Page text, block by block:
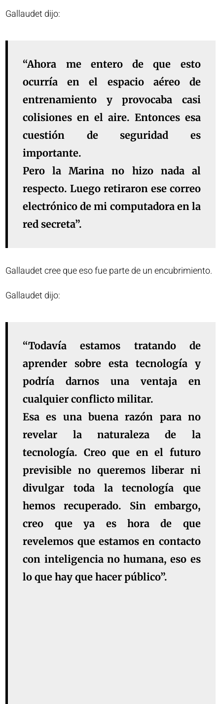
Gallaudet dijo:
“Ahora me entero de que esto
ocurría en el espacio aéreo de
entrenamiento y provocaba casi
colisiones en el aire. Entonces esa
cuestión de seguridad es
importante.
Pero la Marina no hizo nada al
respecto. Luego retiraron ese correo
electrónico de mi computadora en la
red secreta”.
Gallaudet cree que eso fue parte de un encubrimiento.
Gallaudet dijo:
“Todavía estamos tratando de
aprender sobre esta tecnología y
podría darnos una ventaja en
cualquier conflicto militar.
Esa es una buena razón para no
revelar la naturaleza de la
tecnología. Creo que en el futuro
previsible no queremos liberar ni
divulgar toda la tecnología que
hemos recuperado. Sin embargo,
creo que ya es hora de que
revelemos que estamos en contacto
con inteligencia no humana, eso es
lo que hay que hacer público”.